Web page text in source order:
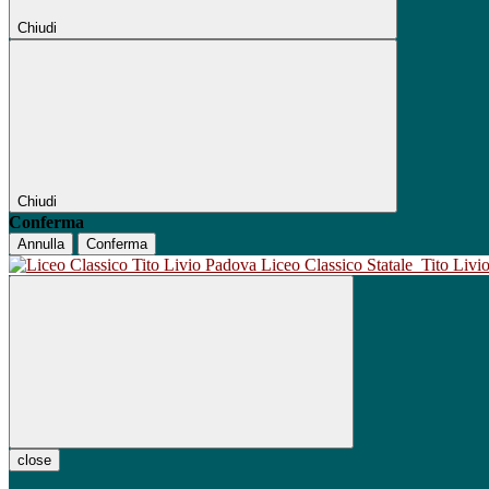
Chiudi
Chiudi
Conferma
Annulla Conferma
Liceo Classico Statale Tito Livio
close